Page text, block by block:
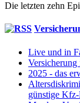
Die letzten zehn
Live und in
2025 - das
günstige